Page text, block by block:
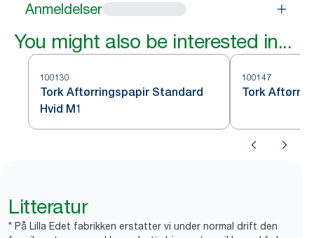
Anmeldelser
You might also be interested in...
100130
Tork Aftørringspapir Standard
Hvid M1
100147
Tork
Litteratur
* På Lilla Edet fabrikken erstatter vi under normal drift den